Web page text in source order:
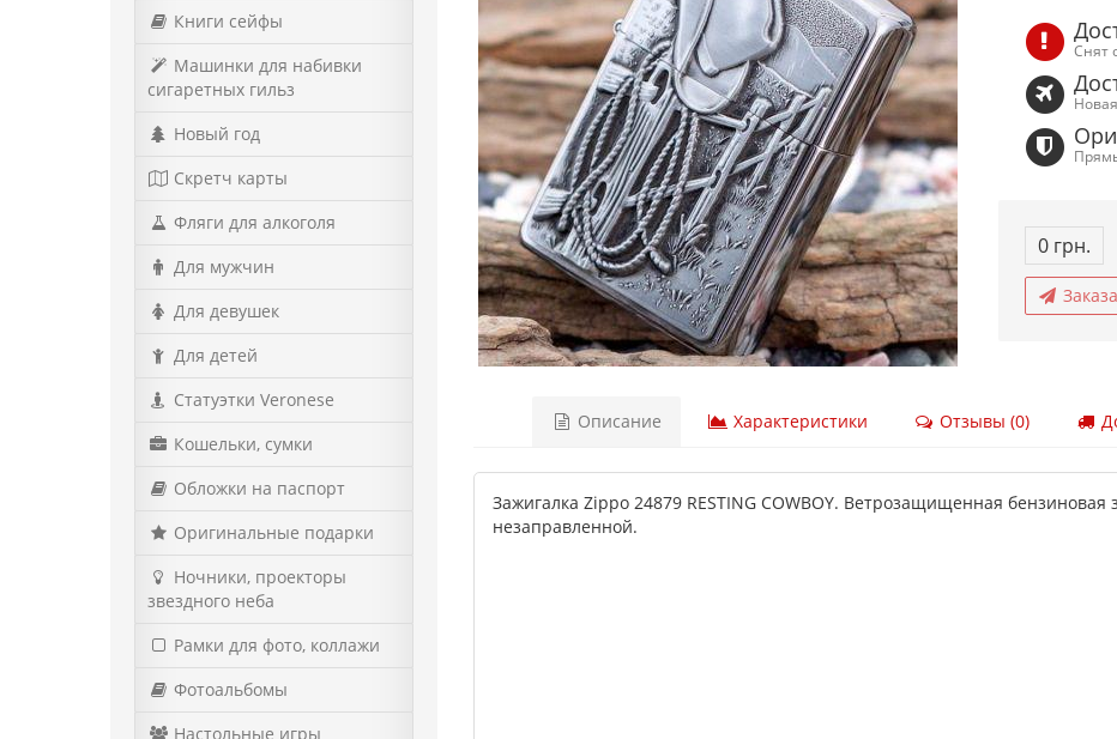
Книги сейфы
Машинки для набивки
сигаретных гильз
Новый год
Скретч карты
Фляги для алкоголя
Для мужчин
Для девушек
Для детей
Статуэтки Veronese
Кошельки, сумки
Обложки на паспорт
Оригинальные подарки
Ночники, проекторы
звездного неба
Рамки для фото, коллажи
Фотоальбомы
Настольные игры
Снят
0 грн.
Описание Характеристики Отзывы (0)
Зажигалка Zippo 24879 RESTING COWBOY. Ветрозащищенная бензиновая
незаправленной.